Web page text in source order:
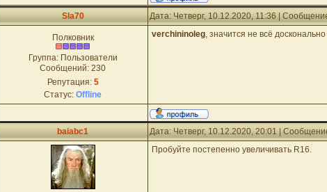
Sla70 Дата: Четверг, 10.12.2020, 11:36 |
Полковник
Группа: Пользователи
Сообщений: 230
Репутация: 5
Статус: Offline
verchininoleg, значится не всё
baiabc1 Дата: Четверг, 10.12.2020, 20:01 |
Пробуйте постепенно увеличивать R16.